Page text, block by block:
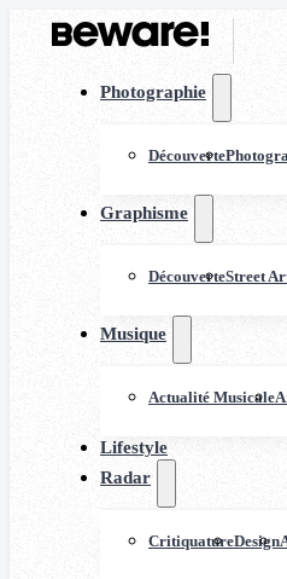
Photographie
Découverte
Graphisme
DécouverteStreet
Musique
Actualité Musicale
Lifestyle
Radar
CritiquatureDesign